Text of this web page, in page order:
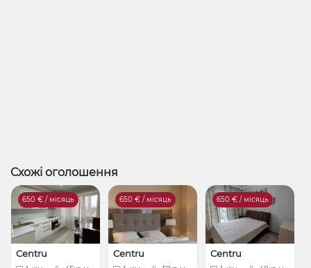
Схожі оголошення
650 € / місяць
Centru
650 € / місяць
Centru
650 € / місяць
Centru